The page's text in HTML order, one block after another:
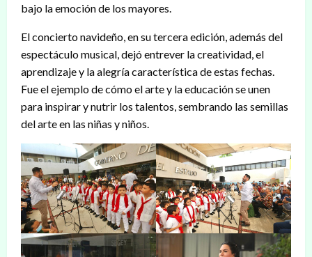
bajo la emoción de los mayores.
El concierto navideño, en su tercera edición, además del
espectáculo musical, dejó entrever la creatividad, el
aprendizaje y la alegría característica de estas fechas.
Fue el ejemplo de cómo el arte y la educación se unen
para inspirar y nutrir los talentos, sembrando las semillas
del arte en las niñas y niños.